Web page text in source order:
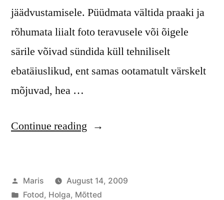
jäädvustamisele. Püüdmata vältida praaki ja
rõhumata liialt foto teravusele või õigele
särile võivad sündida küll tehniliselt
ebatäiuslikud, ent samas ootamatult värskelt
mõjuvad, hea …
Continue reading “Ettearvamatu
Posted
by
Maris
August 14, 2009
Posted
Fotod, Holga, Mõtted